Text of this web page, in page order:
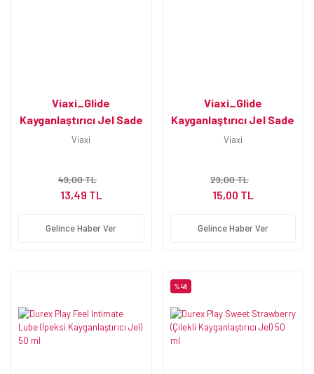
Viaxi_Glide
Kayganlaştırıcı Jel Sade
50 ml
Viaxi
49,00 TL
13,49 TL
Gelince Haber Ver
Viaxi_Glide
Kayganlaştırıcı Jel Sade
5x5 ml
Viaxi
29,00 TL
15,00 TL
Gelince Haber Ver
%48